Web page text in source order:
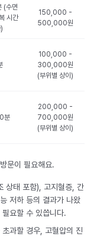
수면
시간
150,000 -
500,000원
100,000 -
300,000원
(부위별 상이)
분
200,000 -
700,000원
(부위별 상이)
문이 필요해요.
상태 포함), 고지혈증, 간
저하 등의 결과가 나왔
요할 수 있씁니다.
과할 경우, 고혈압의 진